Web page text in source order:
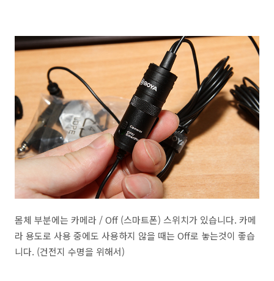
몸체 부분에는 카메라 / Off (스마트폰) 스위치가 있습니다. 카메
라 용도로 사용 중에도 사용하지 않을 때는 Off로 놓는것이 좋습
니다. (건전지 수명을 위해서)